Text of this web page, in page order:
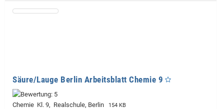
Säure/Lauge Berlin Arbeitsblatt Chemie 9
Chemie Kl. 9, Realschule, Berlin 154 KB